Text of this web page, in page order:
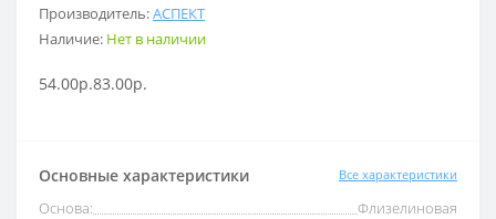
Производитель:АСПЕКТ
Наличие: Нет в наличии
54.00р.83.00р.
Основные характеристики Все характеристики
Основа:
Флизелиновая